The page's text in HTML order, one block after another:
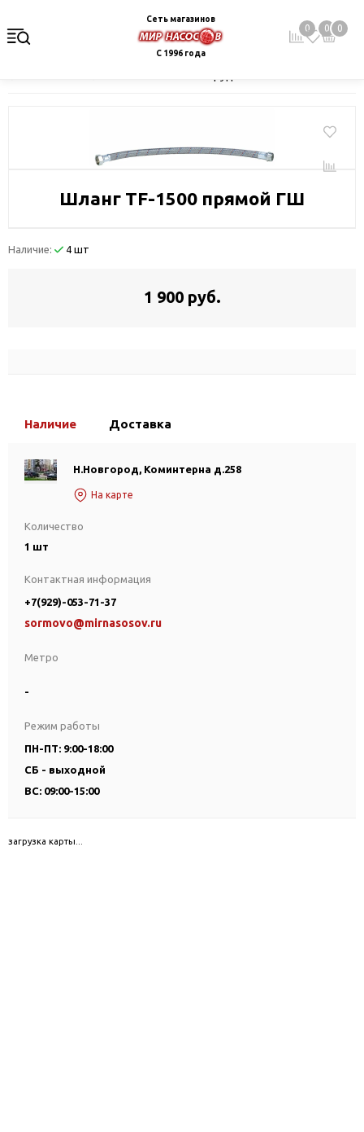
Сеть магазинов
С 1996 года
0 0 0
Шланг TF-1500 прямой ГШ
Наличие: 4 шт
1 900 руб.
Наличие Доставка
Н.Новгород, Коминтерна д.258
На карте
Количество
1 шт
Метро
-
Контактная информация
+7(929)-053-71-37
sormovo@mirnasosov.ru
Режим работы
ПН-ПТ: 9:00-18:00
СБ - выходной
ВС: 09:00-15:00
загрузка карты...